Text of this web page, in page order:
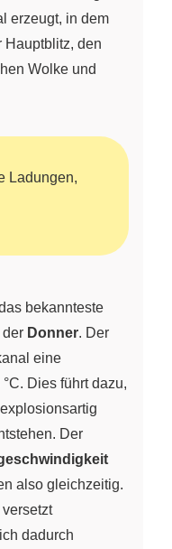
erzeugt, in dem
Hauptblitz, den
Wolke und
Ladungen,
bekannteste
der Donner. Der
eine
Dies führt dazu,
Der
also gleichzeitig.
dadurch